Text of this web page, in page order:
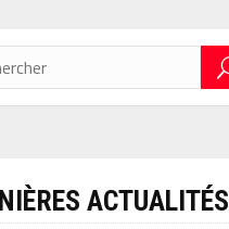
ACTUALITÉS